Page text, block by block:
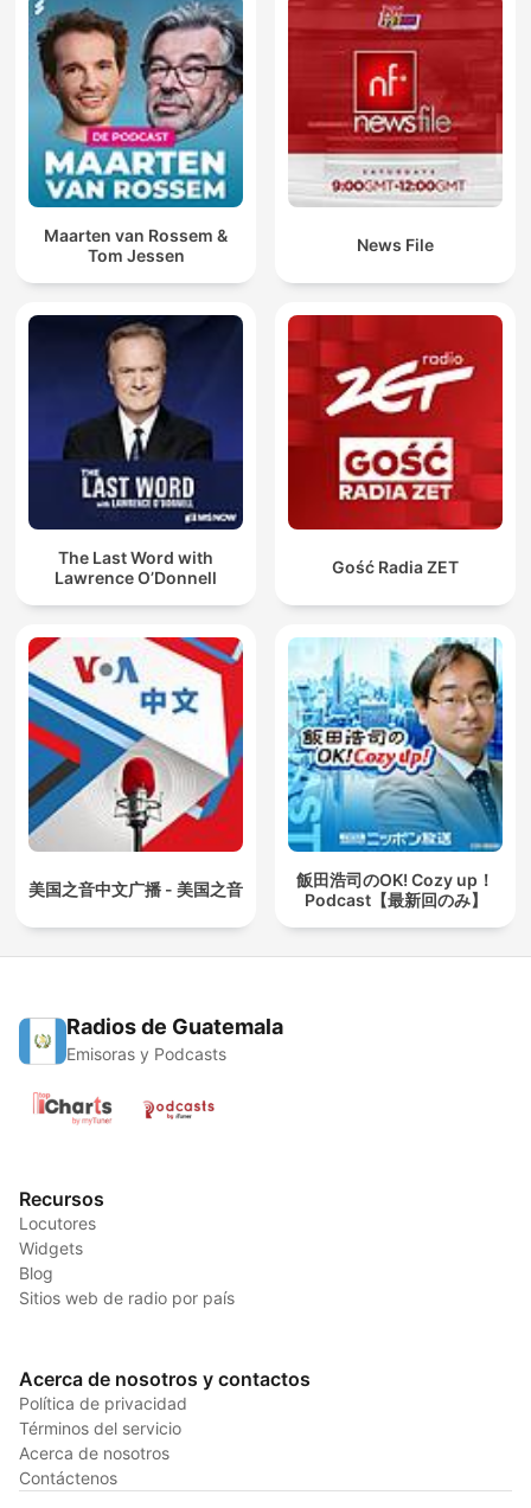
Maarten van Rossem &
Tom Jessen
News File
The Last Word with
Lawrence O’Donnell
Gość Radia ZET
美国之音中文广播 - 美国之音
飯田浩司のOK! Cozy up！
Podcast【最新回のみ】
Radios de Guatemala
Emisoras y Podcasts
Recursos
Locutores
Widgets
Blog
Sitios web de radio por país
Acerca de nosotros y contactos
Política de privacidad
Términos del servicio
Acerca de nosotros
Contáctenos